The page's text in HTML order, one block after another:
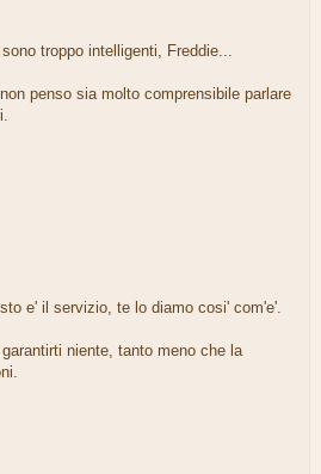
troppo intelligenti, Freddie...
penso sia molto comprensibile parlare
e' il servizio, te lo diamo cosi' com'e'.
niente, tanto meno che la